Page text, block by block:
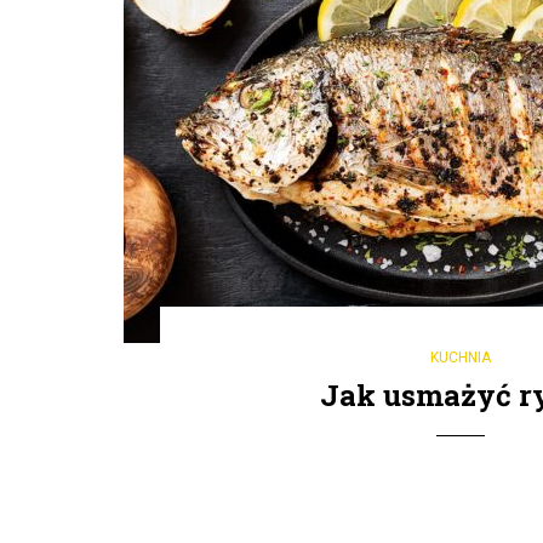
KUCHNIA
Jak usmażyć